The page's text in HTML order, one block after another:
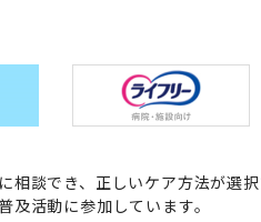
相談でき、正しいケア方法が選
活動に参加しています。